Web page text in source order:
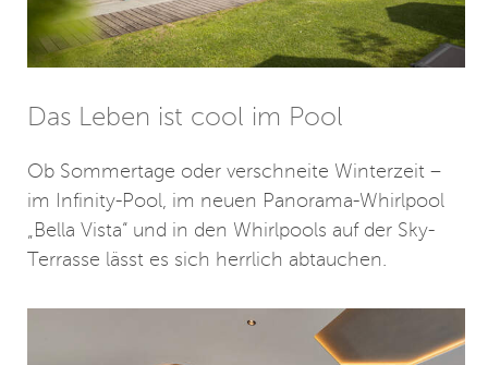
Das Leben ist cool im Pool
Ob Sommertage oder verschneite Winterzeit –
im Infinity-Pool, im neuen Panorama-Whirlpool
„Bella Vista“ und in den Whirlpools auf der Sky-
Terrasse lässt es sich herrlich abtauchen.